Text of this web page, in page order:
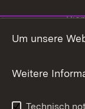
Um unsere
Weitere
Technisch